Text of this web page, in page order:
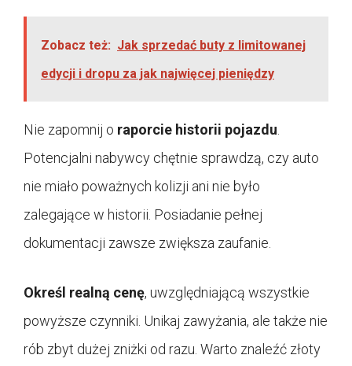
Zobacz też: Jak sprzedać buty z limitowanej
edycji i dropu za jak najwięcej pieniędzy
Nie zapomnij o raporcie historii pojazdu
Potencjalni nabywcy chętnie sprawdzą, czy auto
nie miało poważnych kolizji ani nie było
zalegające w historii. Posiadanie pełnej
dokumentacji zawsze zwiększa zaufanie.
Określ realną cenę, uwzględniającą wszystkie
powyższe czynniki. Unikaj zawyżania, ale także nie
rób zbyt dużej zniżki od razu. Warto znaleźć złoty